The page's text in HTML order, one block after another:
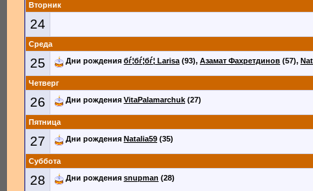
Вторник
24
Среда
25 Дни рождения бѓ¦бѓ¦бѓ¦ Larisa(93), Азамат Фахретдинов (57),
Четверг
26 Дни рождения VitaPalamarchuk (27)
Пятница
27 Дни рождения Natalia59 (35)
Суббота
28 Дни рождения snupman (28)